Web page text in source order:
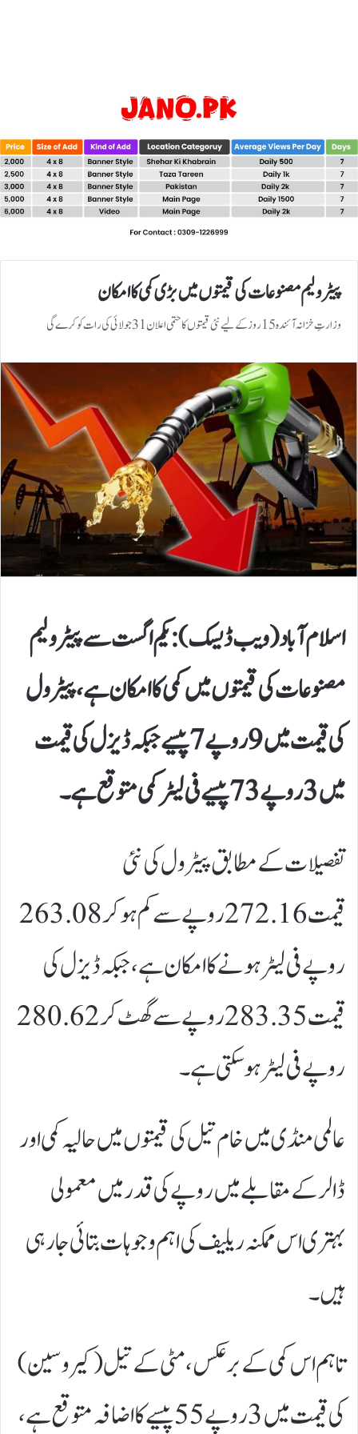
پیٹرولیم مصنوعات کی قیمتوں میں بڑی کمی کا امکان
وزارتِ خزانہ آئندہ 15 روز کے لیے نئی قیمتوں کا حتمی اعلان 31 جولائی کی رات کو کرے گی
اسلام آباد (ویب ڈیسک): یکم اگست سے پیٹرولیم
مصنوعات کی قیمتوں میں کمی کا امکان ہے، پیٹرول
کی قیمت میں 9 روپے 7 پیسے جبکہ ڈیزل کی قیمت
میں 3 روپے 73 پیسے فی لیٹر کمی متوقع ہے۔
تفصیلات کے مطابق پیٹرول کی نئی
قیمت 272.16 روپے سے کم ہو کر 263.08
روپے فی لیٹر ہونے کا امکان ہے، جبکہ ڈیزل کی
قیمت 283.35 روپے سے گھٹ کر 280.62
روپے فی لیٹر ہو سکتی ہے۔
عالمی منڈی میں خام تیل کی قیمتوں میں حالیہ کمی اور
ڈالر کے مقابلے میں روپے کی قدر میں معمولی
بہتری اس ممکنہ ریلیف کی اہم وجوہات بتائی جا رہی
ہیں۔
تاہم اس کمی کے برعکس، مٹی کے تیل (کیروسین)
کی قیمت میں 3 روپے 55 پیسے کا اضافہ متوقع ہے،